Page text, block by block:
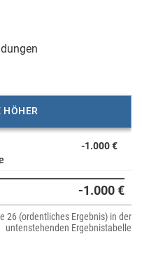
HÖHER
-1.000 €
-1.000 €
26 (ordentliches Ergebnis) in der
untenstehenden Ergebnistabelle